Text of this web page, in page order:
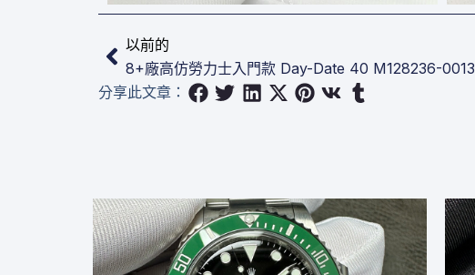
上一頁
以前的
8+廠高仿勞力士入門款​​​​ Day-Date 40 M128236-0013
分享此文章：